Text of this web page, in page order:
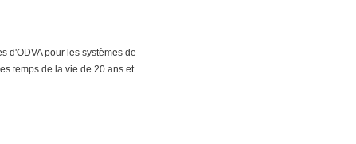
d'ODVA pour les systèmes de
temps de la vie de 20 ans et